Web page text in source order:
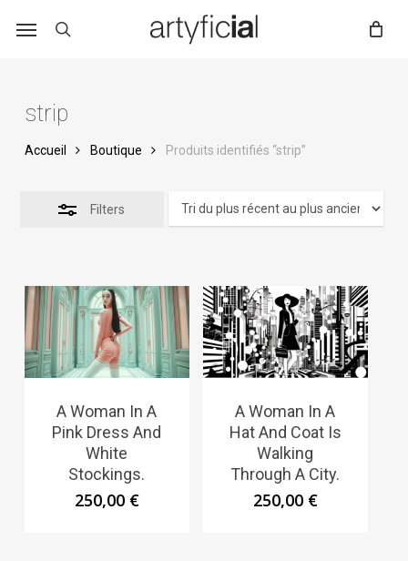
strip
Accueil Boutique Produits identifiés “strip”
Filters
A Woman In A
Pink Dress And
White
Stockings.
250,00 €
A Woman In A
Hat And Coat Is
Walking
Through A City.
250,00 €